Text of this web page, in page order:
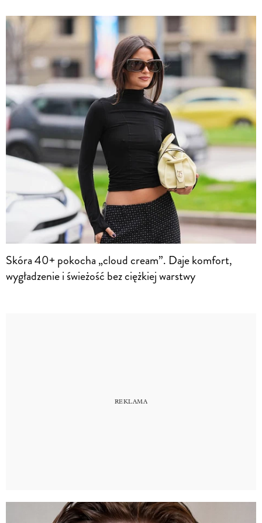
Skóra 40+ pokocha „cloud cream”. Daje komfort,
wygładzenie i świeżość bez ciężkiej warstwy